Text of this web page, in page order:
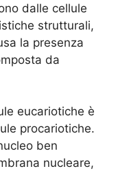
dalle cellule
strutturali,
la presenza
da
eucariotiche è
procariotiche.
ben
nucleare,